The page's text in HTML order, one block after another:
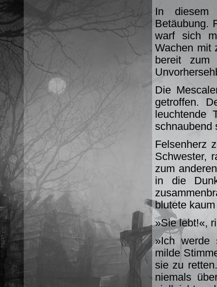
In diesem
Betäubung.
warf sich
Wachen mit
bereit
Die
getroffen.
leuchtende
schnaubend
Felsenherz
Schwester,
zum
in die
blutete
»Sie lebt!«,
»Ich werde
milde
sie zu
niemals